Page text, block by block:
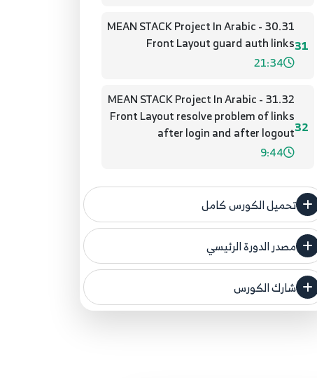
31
31.MEAN STACK Project In Arabic - 30
Front Layout guard auth links
21:34
32
32.MEAN STACK Project In Arabic - 31
Front Layout resolve problem of links
after login and after logout
9:44
تحميل الكورس كامل
مصدر الدورة الرئيسي
فنحن لا ندعي ملكية أي دورة ولهذا نضع المصدر
مصدر الدورة الرئيسي
شارك الكورس